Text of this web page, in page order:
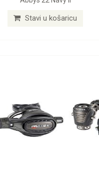
Stavi u košaricu